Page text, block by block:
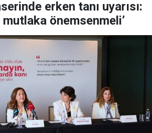
erken tanı uyarısı:
mutlaka önemsenmeli’